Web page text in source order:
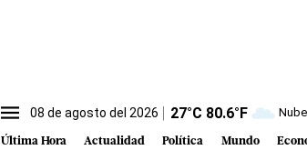
08 de agosto del 2026 27°C 80.6°F
Última Hora Actualidad Política Mundo